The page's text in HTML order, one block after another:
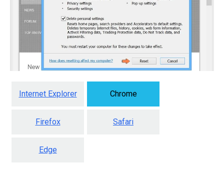
Internet Explorer Chrome
Firefox Safari
Edge